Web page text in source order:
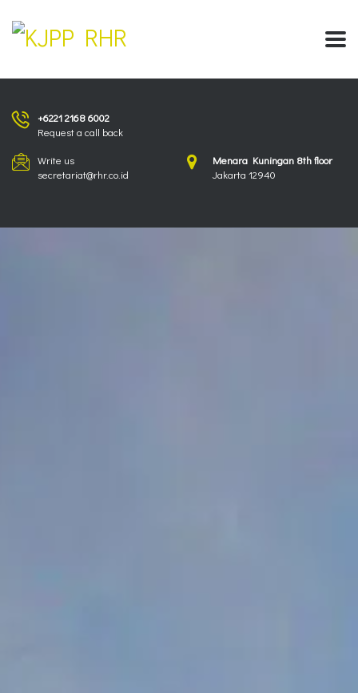
+6221 2168 6002
Request a call back
Write us
secretariat@rhr.co.id
Menara Kuningan 8th floor
Jakarta 12940